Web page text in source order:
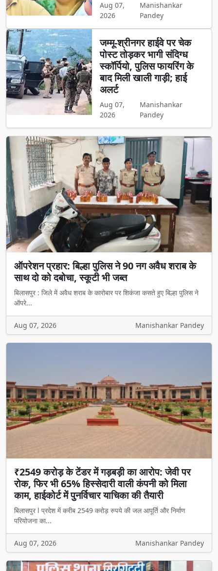
Aug 07,
2026
Manishankar
Pandey
जम्मू-श्रीनगर हाईवे पर चेक
पोस्ट तोड़कर भागी संदिग्ध
स्कॉर्पियो, पुलिस फायरिंग के
बाद मिली खाली गाड़ी; हाई
अलर्ट
Aug 07,
2026
Manishankar
Pandey
ऑपरेशन प्रहार: बिल्हा पुलिस ने 90 नग अवैध शराब के
साथ दो को दबोचा, स्कूटी भी जब्त
बिलासपुर : जिले में अवैध शराब के कारोबार पर शिकंजा कसते हुए बिल्हा पुलिस ने
ऑपरे...
Aug 07, 2026 Manishankar Pandey
₹2549 करोड़ के टेंडर में गड़बड़ी का आरोप: जेवी पर
रोक, फिर भी 65% हिस्सेदारी वाली कंपनी को मिला
काम, हाईकोर्ट में पुनर्विचार याचिका की तैयारी
बिलासपुर l प्रदेश में करीब 2549 करोड़ रुपये की जल आपूर्ति और निर्माण
परियोजना का...
Aug 07, 2026 Manishankar Pandey